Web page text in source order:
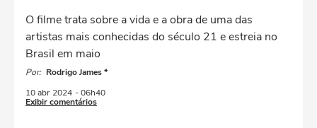
O filme trata sobre a vida e a obra de uma das
artistas mais conhecidas do século 21 e estreia no
Brasil em maio
Por: Rodrigo James *
10 abr 2024 - 06h40
Exibir comentários